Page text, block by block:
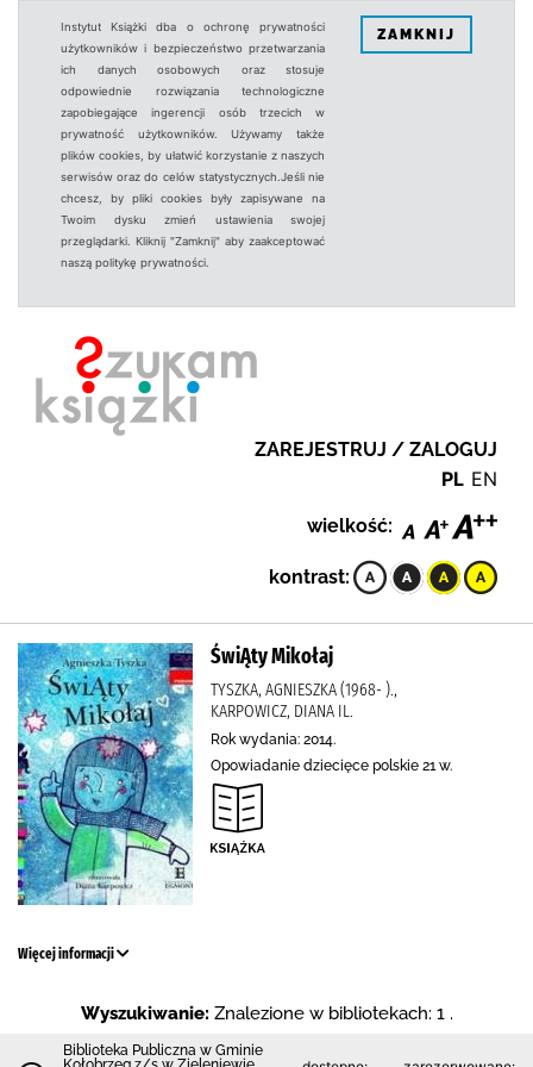
Instytut Książki dba o ochronę prywatności
użytkowników i bezpieczeństwo przetwarzania
ich danych osobowych oraz stosuje
odpowiednie rozwiązania technologiczne
zapobiegające ingerencji osób trzecich w
prywatność użytkowników. Używamy także
plików cookies, by ułatwić korzystanie z naszych
serwisów oraz do celów statystycznych.Jeśli nie
chcesz, by pliki cookies były zapisywane na
Twoim dysku zmień ustawienia swojej
przeglądarki. Kliknij "Zamknij" aby zaakceptować
naszą politykę prywatności.
ZAMKNIJ
ZAREJESTRUJ / ZALOGUJ
PL EN
wielkość:
kontrast:
ŚwiĄty Mikołaj
TYSZKA, AGNIESZKA (1968- ).,
KARPOWICZ, DIANA IL.
Rok wydania: 2014.
Opowiadanie dziecięce polskie 21 w.
Więcej informacji
Wyszukiwanie: Znalezione w bibliotekach: 1 .
Biblioteka Publiczna w Gminie